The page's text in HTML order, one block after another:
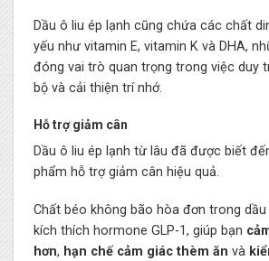
Dầu ô liu ép lạnh cũng chứa các chất
yếu như vitamin E, vitamin K và DHA,
đóng vai trò quan trọng trong việc duy
bộ và cải thiện trí nhớ.
Hỗ trợ giảm cân
Dầu ô liu ép lạnh từ lâu đã được biết
phẩm hỗ trợ giảm cân hiệu quả.
Chất béo không bão hòa đơn trong
kích thích hormone GLP-1, giúp bạn
hơn, hạn chế cảm giác thèm ăn và